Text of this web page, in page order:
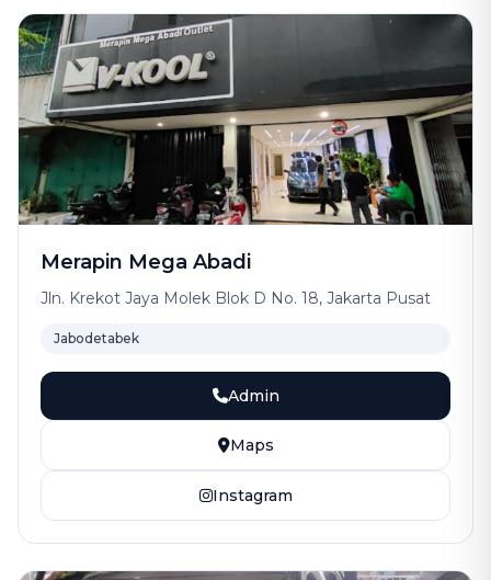
Merapin Mega Abadi
Jln. Krekot Jaya Molek Blok D No. 18, Jakarta Pusat
Jabodetabek
Admin
Maps
Instagram